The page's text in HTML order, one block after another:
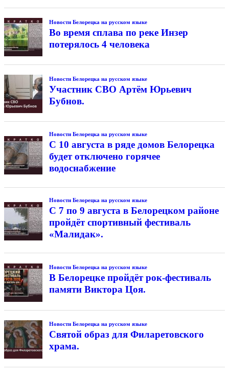
Новости Белорецка на русском языке
Во время сплава по реке Инзер
потерялось 4 человека
Новости Белорецка на русском языке
Участник СВО Артём Юрьевич
Бубнов.
Новости Белорецка на русском языке
С 10 августа в ряде домов Белорецка
будет отключено горячее
водоснабжение
Новости Белорецка на русском языке
С 7 по 9 августа в Белорецком районе
пройдёт спортивный фестиваль
«Малидак».
Новости Белорецка на русском языке
В Белорецке пройдёт рок-фестиваль
памяти Виктора Цоя.
Новости Белорецка на русском языке
Святой образ для Филаретовского
храма.